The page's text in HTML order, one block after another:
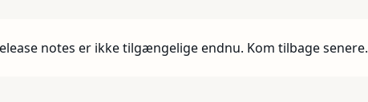
notes er ikke tilgængelige endnu. Kom tilbage senere.